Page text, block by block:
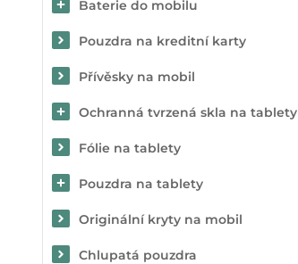
Baterie do mobilu
Pouzdra na kreditní karty
Přívěsky na mobil
Ochranná tvrzená skla na tablety
Fólie na tablety
Pouzdra na tablety
Originální kryty na mobil
Chlupatá pouzdra